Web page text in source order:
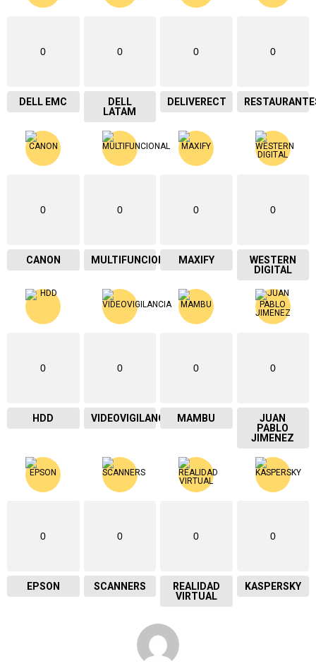
0
DELL EMC
0
DELL
LATAM
0
DELIVERECT
0
0
CANON
0
MULTIFUNCIONAL
0
MAXIFY
0
WESTERN
DIGITAL
0
HDD
0
VIDEOVIGILANCIA
0
MAMBU
0
JUAN
PABLO
JIMENEZ
0
EPSON
0
SCANNERS
0
REALIDAD
VIRTUAL
0
KASPERSKY